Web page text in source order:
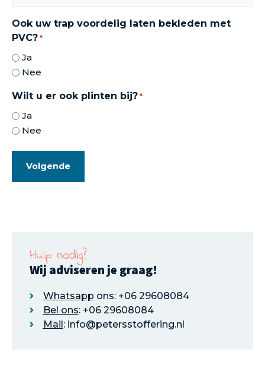
Ook uw trap voordelig laten bekleden met
PVC? *
Ja
Nee
Wilt u er ook plinten bij? *
Ja
Nee
Hulp nodig?
Wij adviseren je graag!
Whatsapp ons: +06 29608084
Bel ons: +06 29608084
Mail : info@petersstoffering.nl